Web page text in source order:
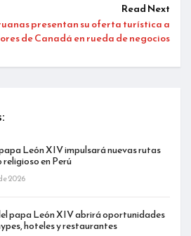
Read Next
presentan su oferta turística a
de Canadá en rueda de negocios
León XIV impulsará nuevas rutas
en Perú
2026
papa León XIV abrirá oportunidades
hoteles y restaurantes